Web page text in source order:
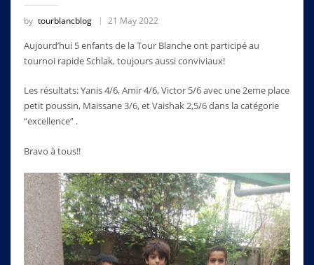
by tourblancblog 21 May 2022
Aujourd’hui 5 enfants de la Tour Blanche ont participé au
tournoi rapide Schlak, toujours aussi conviviaux!
Les résultats: Yanis 4/6, Amir 4/6, Victor 5/6 avec une 2eme place
petit poussin, Maissane 3/6, et Vaishak 2,5/6 dans la catégorie
“excellence” .
Bravo à tous!!